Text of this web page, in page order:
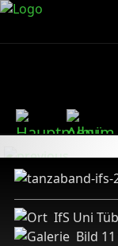
IfS Uni
Bild 11